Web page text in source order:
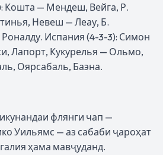
Кошта — Мендеш, Вейга, Р.
Невеш — Леау, Б.
Испания (4-3-3): Симон
Лапорт, Кукурелья — Ольмо,
Оярсабаль, Баэна.
флянги чап —
Уильямс — аз сабаби ҷароҳат
ҳама мавҷуданд.